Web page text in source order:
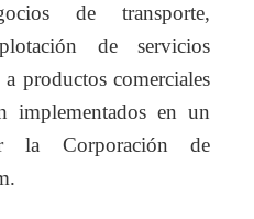
de transporte,
de servicios
productos comerciales
implementados en un
la Corporación de